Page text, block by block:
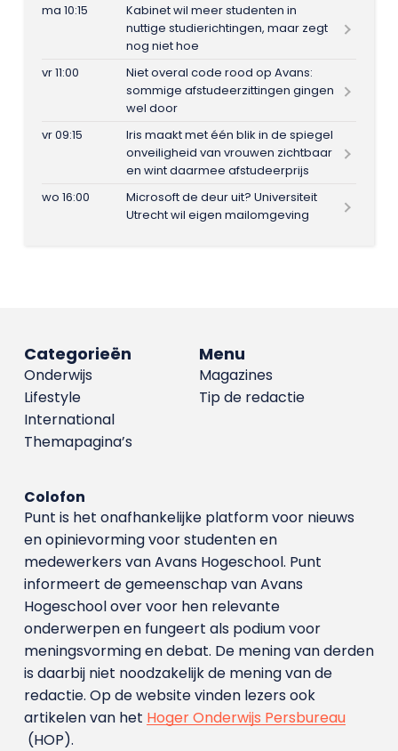
ma 10:15
Kabinet wil meer studenten in
nuttige studierichtingen, maar zegt
nog niet hoe
vr 11:00
Niet overal code rood op Avans:
sommige afstudeerzittingen gingen
wel door
vr 09:15
Iris maakt met één blik in de spiegel
onveiligheid van vrouwen zichtbaar
en wint daarmee afstudeerprijs
wo 16:00
Microsoft de deur uit? Universiteit
Utrecht wil eigen mailomgeving
Menu
Magazines
Tip de redactie
Categorieën
Onderwijs
Lifestyle
International
Themapagina’s
Colofon
Punt is het onafhankelijke platform voor nieuws
en opinievorming voor studenten en
medewerkers van Avans Hoge­school. Punt
informeert de gemeenschap van Avans
Hogeschool over voor hen relevante
onderwerpen en fungeert als podium voor
meningsvorming en debat. De mening van derden
is daarbij niet noodzakelijk de mening van de
redactie. Op de website vinden lezers ook
artikelen van het Hoger Onderwijs Persbureau
(HOP).